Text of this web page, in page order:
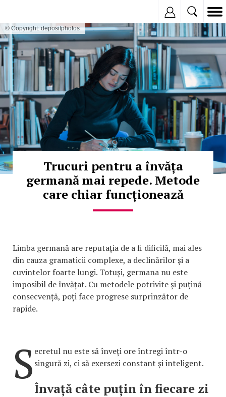
© Copyright: depositphotos
Trucuri pentru a învăța
germană mai repede. Metode
care chiar funcționează
Limba germană are reputația de a fi dificilă, mai ales
din cauza gramaticii complexe, a declinărilor și a
cuvintelor foarte lungi. Totuși, germana nu este
imposibil de învățat. Cu metodele potrivite și puțină
consecvență, poți face progrese surprinzător de
rapide.
S ecretul nu este să înveți ore întregi într-o
singură zi, ci să exersezi constant și inteligent.
Învață câte puțin în fiecare zi